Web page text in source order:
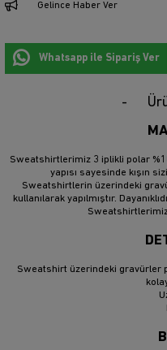
Gelince Haber Ver
Whatsapp ile Sipariş Ver
Sweatshirtlerimiz 3 iplikli polar
yapısı sayesinde kışın
Sweatshirtlerin üzerindeki
kullanılarak yapılmıştır.
Sweatshirt üzerindeki gravürler